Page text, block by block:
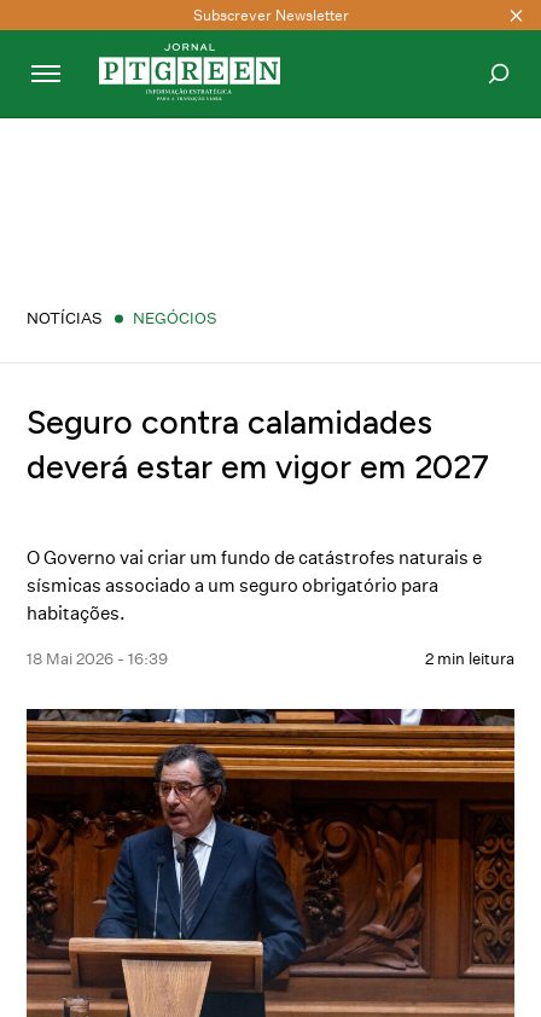
Subscrever Newsletter
NOTÍCIAS NEGÓCIOS
Seguro contra calamidades
deverá estar em vigor em 2027
O Governo vai criar um fundo de catástrofes naturais e
sísmicas associado a um seguro obrigatório para
habitações.
18 Mai 2026 - 16:39 2 min leitura